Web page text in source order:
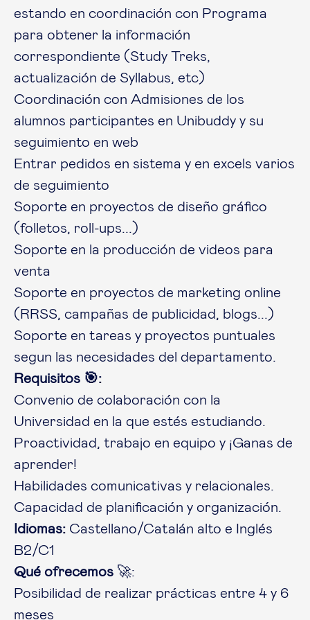
estando en coordinación con Programa
para obtener la información
correspondiente (Study Treks,
actualización de Syllabus, etc)
Coordinación con Admisiones de los
alumnos participantes en Unibuddy y su
seguimiento en web
Entrar pedidos en sistema y en excels varios
de seguimiento
Soporte en proyectos de diseño gráfico
(folletos, roll-ups...)
Soporte en la producción de videos para
venta
Soporte en proyectos de marketing online
(RRSS, campañas de publicidad, blogs...)
Soporte en tareas y proyectos puntuales
segun las necesidades del departamento.
Requisitos 🎯:
Convenio de colaboración con la
Universidad en la que estés estudiando.
Proactividad, trabajo en equipo y ¡Ganas de
aprender!
Habilidades comunicativas y relacionales.
Capacidad de planificación y organización.
Idiomas: Castellano/Catalán alto e Inglés
B2/C1
Qué ofrecemos 🚀:
Posibilidad de realizar prácticas entre 4 y 6
meses